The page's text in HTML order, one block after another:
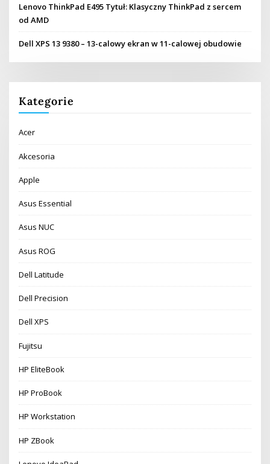
Lenovo ThinkPad E495 Tytuł: Klasyczny ThinkPad z sercem
od AMD
Dell XPS 13 9380 – 13-calowy ekran w 11-calowej obudowie
Kategorie
Acer
Akcesoria
Apple
Asus Essential
Asus NUC
Asus ROG
Dell Latitude
Dell Precision
Dell XPS
Fujitsu
HP EliteBook
HP ProBook
HP Workstation
HP ZBook